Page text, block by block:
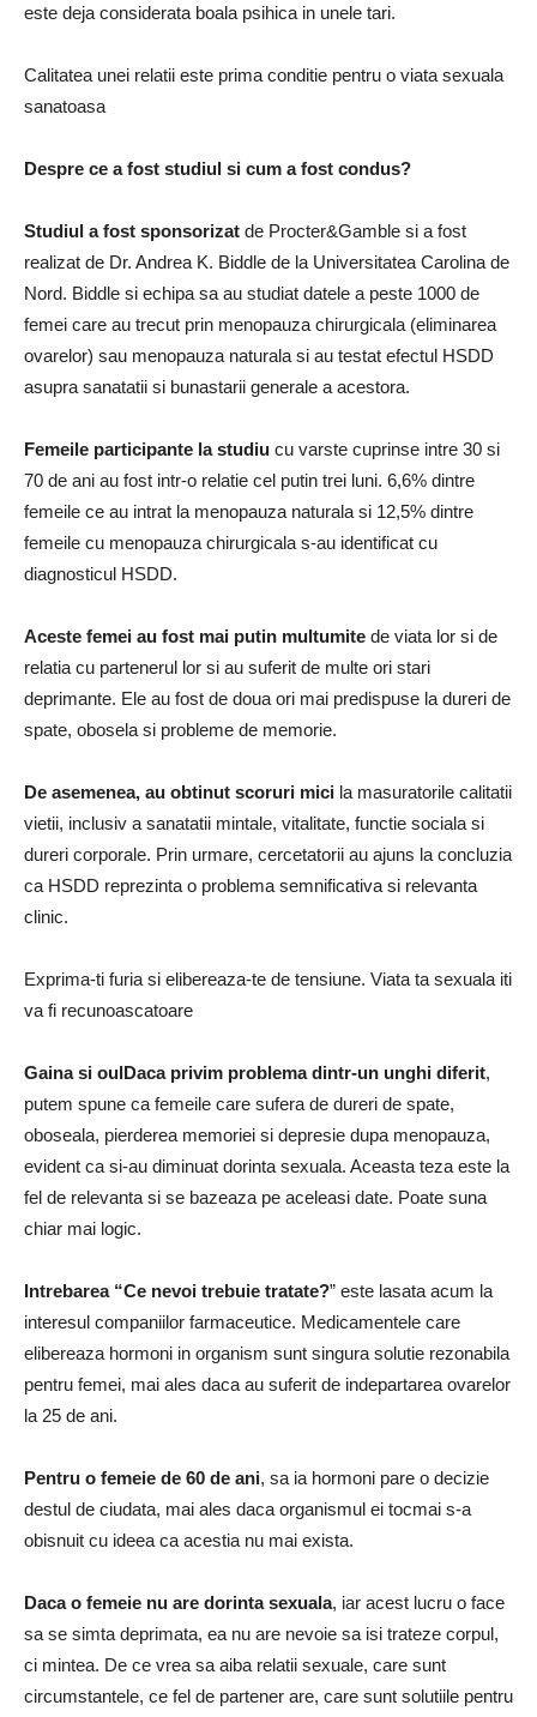
este deja considerata boala psihica in unele tari.
Calitatea unei relatii este prima conditie pentru o viata sexuala
sanatoasa
Despre ce a fost studiul si cum a fost condus?
Studiul a fost sponsorizat de Procter&Gamble si a fost
realizat de Dr. Andrea K. Biddle de la Universitatea Carolina de
Nord. Biddle si echipa sa au studiat datele a peste 1000 de
femei care au trecut prin menopauza chirurgicala (eliminarea
ovarelor) sau menopauza naturala si au testat efectul HSDD
asupra sanatatii si bunastarii generale a acestora.
Femeile participante la studiu cu varste cuprinse intre 30 si
70 de ani au fost intr-o relatie cel putin trei luni. 6,6% dintre
femeile ce au intrat la menopauza naturala si 12,5% dintre
femeile cu menopauza chirurgicala s-au identificat cu
diagnosticul HSDD.
Aceste femei au fost mai putin multumite de viata lor si de
relatia cu partenerul lor si au suferit de multe ori stari
deprimante. Ele au fost de doua ori mai predispuse la dureri de
spate, obosela si probleme de memorie.
De asemenea, au obtinut scoruri mici la masuratorile calitatii
vietii, inclusiv a sanatatii mintale, vitalitate, functie sociala si
dureri corporale. Prin urmare, cercetatorii au ajuns la concluzia
ca HSDD reprezinta o problema semnificativa si relevanta
clinic.
Exprima-ti furia si elibereaza-te de tensiune. Viata ta sexuala iti
va fi recunoascatoare
Gaina si oulDaca privim problema dintr-un unghi diferit,
putem spune ca femeile care sufera de dureri de spate,
oboseala, pierderea memoriei si depresie dupa menopauza,
evident ca si-au diminuat dorinta sexuala. Aceasta teza este la
fel de relevanta si se bazeaza pe aceleasi date. Poate suna
chiar mai logic.
Intrebarea “Ce nevoi trebuie tratate?” este lasata acum la
interesul companiilor farmaceutice. Medicamentele care
elibereaza hormoni in organism sunt singura solutie rezonabila
pentru femei, mai ales daca au suferit de indepartarea ovarelor
la 25 de ani.
Pentru o femeie de 60 de ani, sa ia hormoni pare o decizie
destul de ciudata, mai ales daca organismul ei tocmai s-a
obisnuit cu ideea ca acestia nu mai exista.
Daca o femeie nu are dorinta sexuala, iar acest lucru o face
sa se simta deprimata, ea nu are nevoie sa isi trateze corpul,
ci mintea. De ce vrea sa aiba relatii sexuale, care sunt
circumstantele, ce fel de partener are, care sunt solutiile pentru